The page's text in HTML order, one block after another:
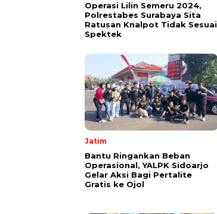
Operasi Lilin Semeru 2024,
Polrestabes Surabaya Sita
Ratusan Knalpot Tidak Sesuai
Spektek
Jatim
Bantu Ringankan Beban
Operasional, YALPK Sidoarjo
Gelar Aksi Bagi Pertalite
Gratis ke Ojol